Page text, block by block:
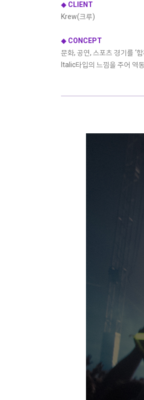
◆ CLIENT
Krew(크루)
◆ CONCEPT
문화, 공연, 스포츠 경기를 ‘
Italic타입의 느낌을 주어 역